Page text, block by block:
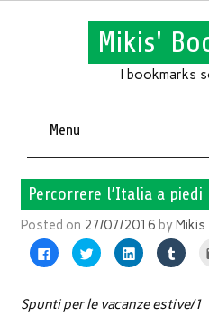
Mikis'
I bookmarks
Menu
Percorrere l’Italia a piedi
Posted on 27/07/2016 byMikis
Fai
clic
Facebook
(Si
Fai
clic
su
Twitter
Fai
clic
su
LinkedIn
Fai
clic
su
Tumblr
Spunti per le vacanze estive/1